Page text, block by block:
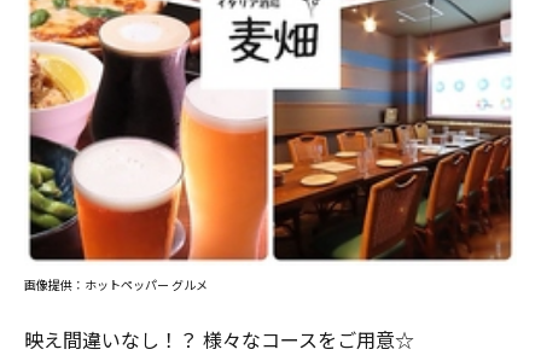
映え間違いなし！？ 様々なコースをご用意☆
画像提供：ホットペッパー グルメ